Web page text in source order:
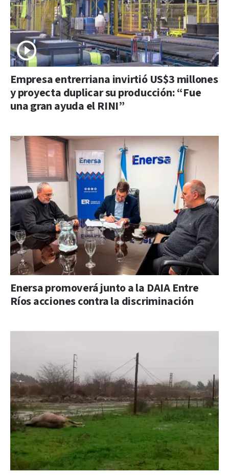
Empresa entrerriana invirtió US$3 millones
y proyecta duplicar su producción: “Fue
una gran ayuda el RINI”
Enersa promoverá junto a la DAIA Entre
Ríos acciones contra la discriminación